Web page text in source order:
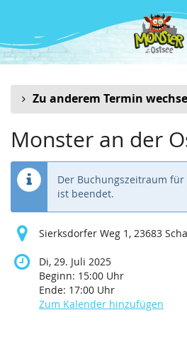
Inhalt
springen
Zu anderem Termin
Monster an der
Der Buchungszeitraum
ist beendet.
Sierksdorfer Weg 1, 23683
Di, 29. Juli 2025
Beginn: 15:00 Uhr
Ende: 17:00 Uhr
Zum Kalender hinzufügen